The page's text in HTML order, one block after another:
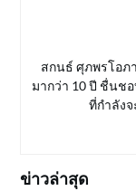
สกนธ์ ศุภพรโอภ
มากว่า 10 ปี ชื่นช
ที่กำลัง
ข่าวล่าสุด